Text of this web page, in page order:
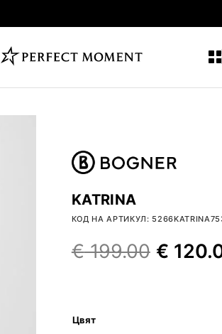
KATRINA
КОД НА АРТИКУЛ:
€199.00 €
Цвят